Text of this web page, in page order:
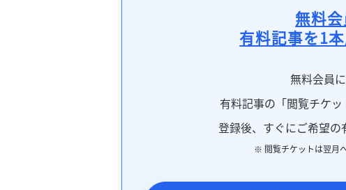
無料
有料記事を1
無料会員
有料記事の「閲覧チケッ
登録後、すぐにご希望の
※ 閲覧チケットは翌月